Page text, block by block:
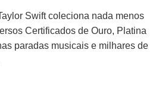
Swift coleciona nada menos
Certificados de Ouro, Platina
paradas musicais e milhares de